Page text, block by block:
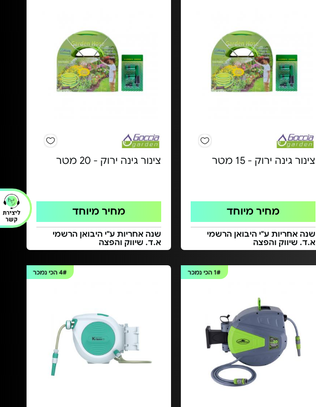
צינור גינה ירוק - 15 מטר
מחיר מיוחד
שנה אחריות ע"י היבואן הרשמי
א.ד. שיווק והפצה
צינור גינה ירוק - 20 מטר
מחיר מיוחד
שנה אחריות ע"י היבואן הרשמי
א.ד. שיווק והפצה
1#הכי נמכר 4#הכי נמכר